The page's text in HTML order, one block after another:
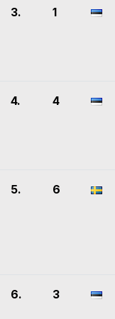
3. 1
4. 4
5. 6
6. 3